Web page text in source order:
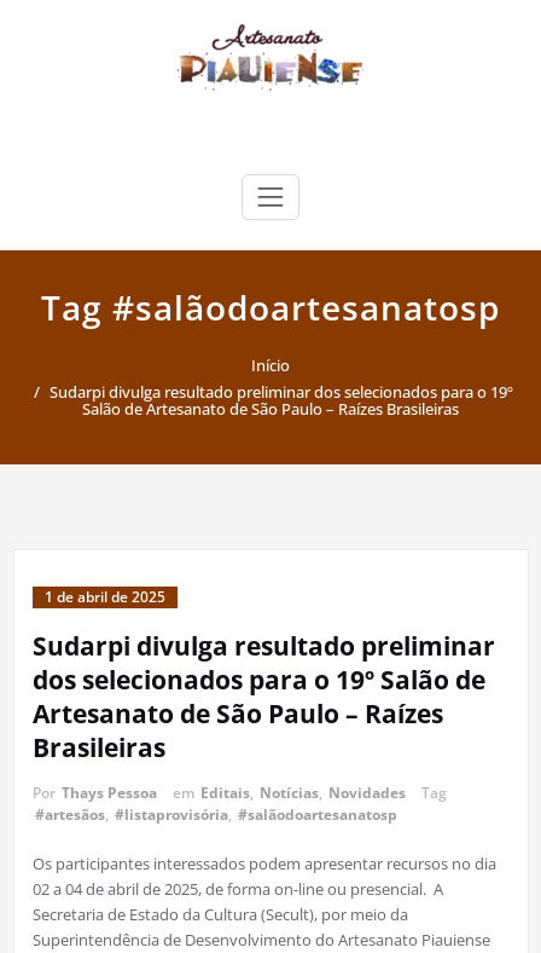
Artesanato Piauiense
Tag #salãodoartesanatosp
Início
Sudarpi divulga resultado preliminar dos selecionados para o 19º
Salão de Artesanato de São Paulo – Raízes Brasileiras
1 de abril de 2025
Sudarpi divulga resultado preliminar
dos selecionados para o 19º Salão de
Artesanato de São Paulo – Raízes
Brasileiras
Por Thays Pessoa em Editais, Notícias, Novidades
Tag
#artesãos, #listaprovisória, #salãodoartesanatosp
Os participantes interessados podem apresentar recursos no dia
02 a 04 de abril de 2025, de forma on-line ou presencial. A
Secretaria de Estado da Cultura (Secult), por meio da
Superintendência de Desenvolvimento do Artesanato Piauiense